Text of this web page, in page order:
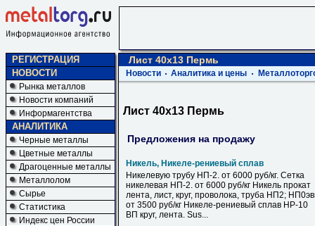
РЕГИСТРАЦИЯ
НОВОСТИ
Рынка металлов
Новости компаний
Информагентства
АНАЛИТИКА
Черные металлы
Цветные металлы
Драгоценные металлы
Металлолом
Сырье
Статистика
Индекс цен России
Лист 40х13 Пермь
Новости Аналитика и цены
Лист 40х13 Пермь
Предложения на продажу
Никель, Никеле-рениевый сплав
Никелевую трубу НП-2. от 6000 руб/кг. Сетка
никелевая НП-2. от 6000 руб/кг Никель прокат
лента, лист, круг, проволока, труба НП2;
от 3500 руб/кг Никеле-рениевый сплав НР-10
ВП круг, лента. Sus...